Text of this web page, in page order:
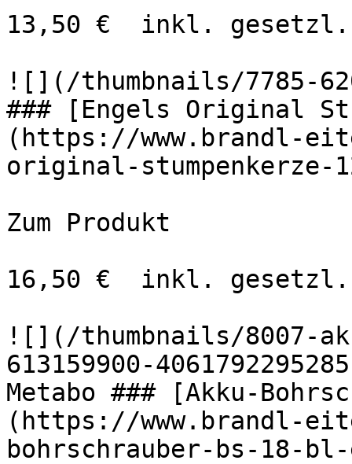
13,50 €  inkl.
![](/thumbnails/7785-
### [Engels Original
(https://www.brandl-
original-stumpenkerze-
Zum Produkt
16,50 €  inkl.
![](/thumbnails/8007-
613159900-
Metabo ### [Akku-
(https://www.brandl-
bohrschrauber-bs-18-